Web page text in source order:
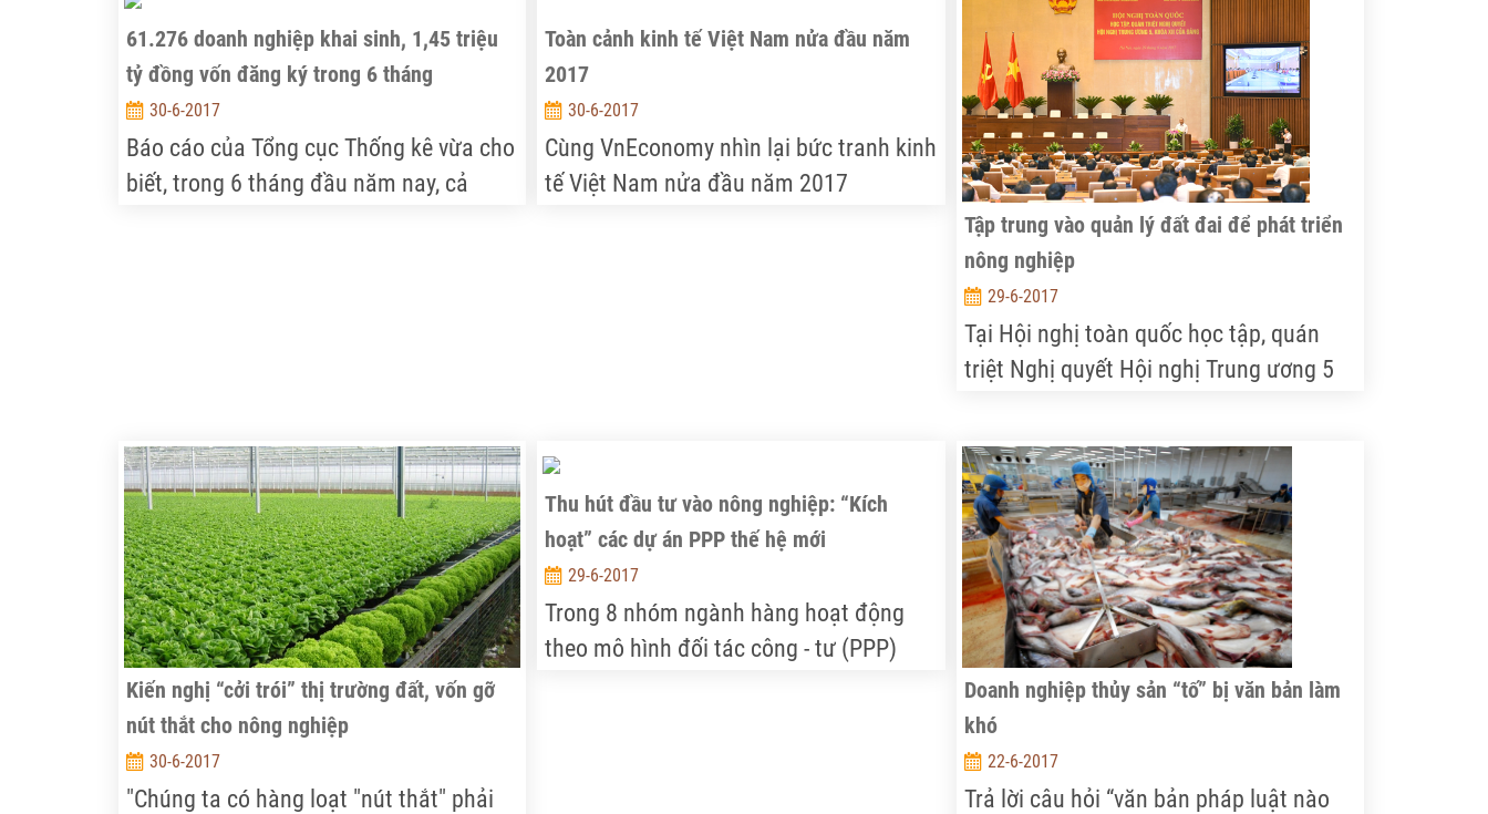
61.276 doanh nghiệp khai sinh, 1,45 triệu
tỷ đồng vốn đăng ký trong 6 tháng
30-6-2017
Báo cáo của Tổng cục Thống kê vừa cho
biết, trong 6 tháng đầu năm nay, cả
Toàn cảnh kinh tế Việt Nam nửa đầu năm
2017
30-6-2017
Cùng VnEconomy nhìn lại bức tranh kinh
tế Việt Nam nửa đầu năm 2017
Tập trung vào quản lý đất đai để phát triển
nông nghiệp
29-6-2017
Tại Hội nghị toàn quốc học tập, quán
triệt Nghị quyết Hội nghị Trung ương 5
phủ Nguyễn Xuân Phúc, nhấn mạnh: Tập
trung hoàn thiện pháp luật về đất đai,
tạo thuận lợi hỗ trợ tích tụ tập trung
ruộng đất để phát triển nông nghiệp
công nghệ cao. Đổi mới công tác xây
dựng và thực hiện các quy hoạch, kế
hoạch phát triển, đầu tư công và phân
bổ các nguồn lực…
Kiến nghị “cởi trói” thị trường đất, vốn gỡ
nút thắt cho nông nghiệp
30-6-2017
"Chúng ta có hàng loạt "nút thắt" phải
Thu hút đầu tư vào nông nghiệp: “Kích
hoạt” các dự án PPP thế hệ mới
29-6-2017
Trong 8 nhóm ngành hàng hoạt động
theo mô hình đối tác công - tư (PPP)
Doanh nghiệp thủy sản “tố” bị văn bản làm
khó
22-6-2017
Trả lời câu hỏi “văn bản pháp luật nào